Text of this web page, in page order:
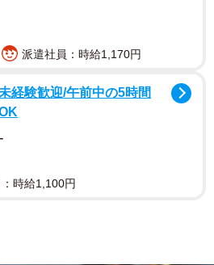
派遣社員：時給1,170円
経験歓迎/午前中の5時間
時給1,100円